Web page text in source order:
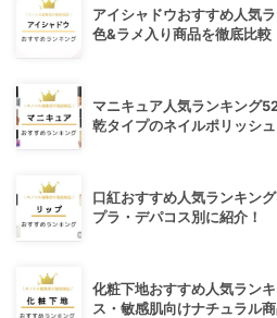
アイシャドウおすすめ人気
色&ラメ入り商品を徹底比較
マニキュア人気ランキング
乾タイプのネイルポリッシュ
口紅おすすめ人気ランキン
プラ・デパコス別に紹介！
化粧下地おすすめ人気ラン
ス・敏感肌向けナチュラル商